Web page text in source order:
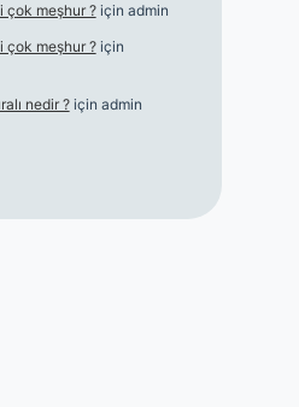
çok meşhur ?için admin
çok meşhur ?için
nedir ?için admin